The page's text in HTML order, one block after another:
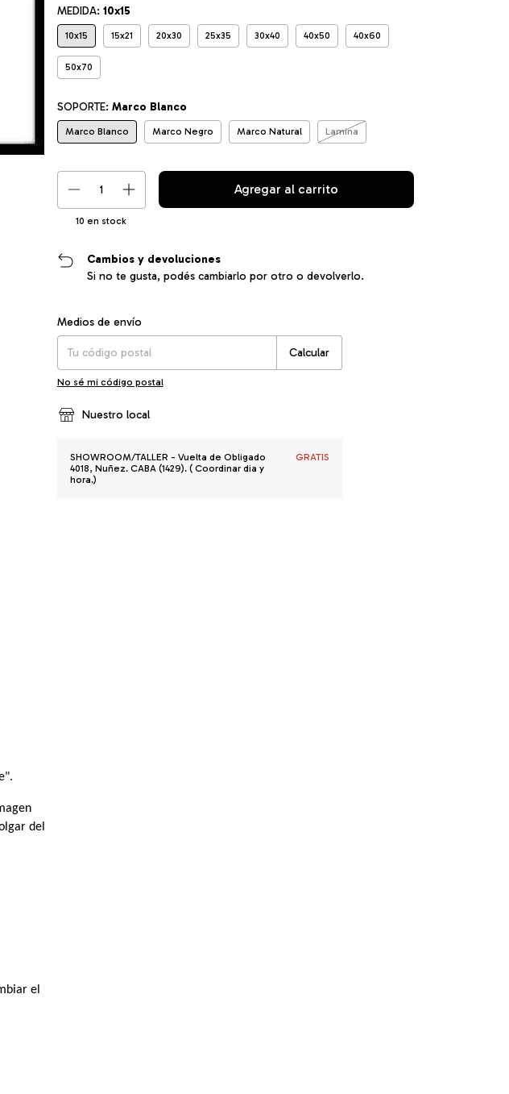
MEDIDA: 10x15
10x15 15x21 20x30 25x35 30x40 40x50 40x60
50x70
SOPORTE: Marco Blanco
Marco Blanco Marco Negro Marco Natural Lamina
10 en stock
Cambios y devoluciones
Si no te gusta, podés cambiarlo por otro o devolverlo.
Entregas para el CP:
Medios de envío
Calcular
No sé mi código postal
Nuestro local
SHOWROOM/TALLER - Vuelta de Obligado
4018, Nuñez. CABA (1429). ( Coordinar dia y
hora.)
GRATIS
del
el